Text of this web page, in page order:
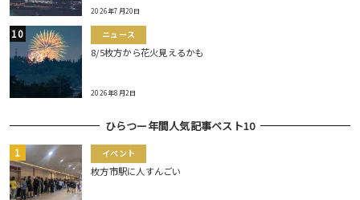
2026年7月20日
ニュース
8/5枚方から花火見えるかも
2026年8月2日
ひらつー年間人気記事ベスト10
イベント
枚方市駅に人すんごい